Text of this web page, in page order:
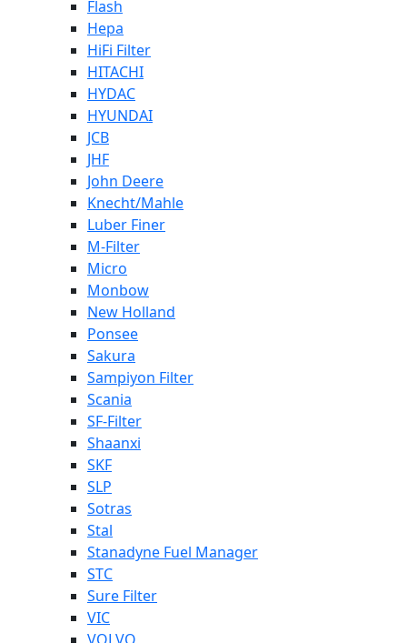
Flash
Hepa
HiFi Filter
HITACHI
HYDAC
HYUNDAI
JCB
JHF
John Deere
Knecht/Mahle
Luber Finer
M-Filter
Micro
Monbow
New Holland
Ponsee
Sakura
Sampiyon Filter
Scania
SF-Filter
Shaanxi
SKF
SLP
Sotras
Stal
Stanadyne Fuel Manager
STC
Sure Filter
VIC